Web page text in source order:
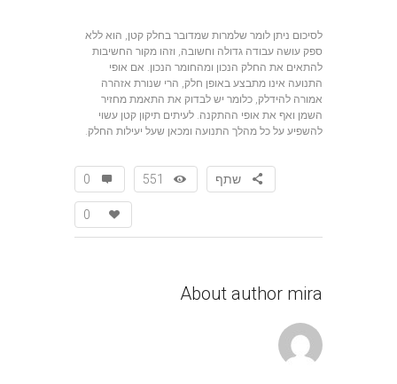
לסיכום ניתן לומר שלמרות שמדובר בחלק קטן, הוא ללא
ספק עושה עבודה גדולה וחשובה, וזהו מקור החשיבות
להתאים את החלק הנכון ומהחומר הנכון. אם אופי
התנועה אינו מתבצע באופן חלק, הרי שנורת אזהרה
אמורה להידלק, כלומר יש לבדוק את התאמת מחזיר
השמן ואף את אופי ההתקנה. לעיתים תיקון קטן עשוי
להשפיע על כל מהלך התנועה ומכאן שעל יעילות החלק.
שתף 551
0
0
About author mira